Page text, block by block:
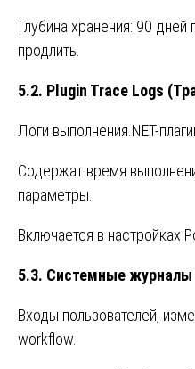
Глубина хранения: 90
продлить.
5.2. Plugin Trace Logs
Логи выполнения.NET-
Содержат время
параметры.
Включается в настройках
5.3. Системные журналы
Входы пользователей,
workflow.